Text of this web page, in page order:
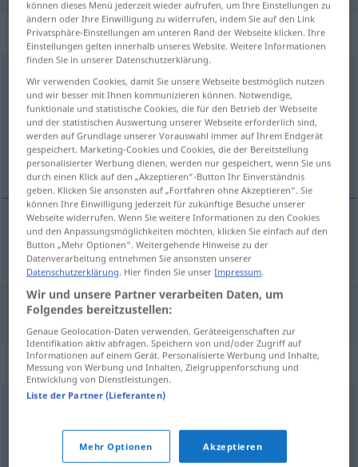
„eisen“: transitives Verb
eisen v/t
Übersicht aller Übersetzungen
(Für mehr Details die Übersetzung anklicken/antippen)
helar
helar eisen
"Eisen" Spanisch Übersetzung
„Eisen“: Neutrum
Eisens
Übersicht aller Übersetzungen
(Für mehr Details die Übersetzung anklicken/antippen)
können dieses Menü jederzeit wieder aufrufen, um Ihre Einstellungen zu
ändern oder Ihre Einwilligung zu widerrufen, indem Sie auf den Link
Privatsphäre-Einstellungen am unteren Rand der Webseite klicken. Ihre
Einstellungen gelten innerhalb unseres Website. Weitere Informationen
finden Sie in unserer Datenschutzerklärung.
Wir verwenden Cookies, damit Sie unsere Webseite bestmöglich nutzen
und wir besser mit Ihnen kommunizieren können. Notwendige,
funktionale und statistische Cookies, die für den Betrieb der Webseite
und der statistischen Auswertung unserer Webseite erforderlich sind,
werden auf Grundlage unserer Vorauswahl immer auf Ihrem Endgerät
gespeichert. Marketing-Cookies und Cookies, die der Bereitstellung
personalisierter Werbung dienen, werden nur gespeichert, wenn Sie uns
durch einen Klick auf den „Akzeptieren“-Button Ihr Einverständnis
geben. Klicken Sie ansonsten auf „Fortfahren ohne Akzeptieren“. Sie
können Ihre Einwilligung jederzeit für zukünftige Besuche unserer
Webseite widerrufen. Wenn Sie weitere Informationen zu den Cookies
und den Anpassungsmöglichkeiten möchten, klicken Sie einfach auf den
Button „Mehr Optionen“. Weitergehende Hinweise zu der
Datenverarbeitung entnehmen Sie ansonsten unserer
Datenschutzerklärung. Hier finden Sie unserImpressum.
Wir und unsere Partner verarbeiten Daten, um
Folgendes bereitzustellen:
Genaue Geolocation-Daten verwenden. Geräteeigenschaften zur
Identifikation aktiv abfragen. Speichern von und/oder Zugriff auf
Informationen auf einem Gerät. Personalisierte Werbung und Inhalte,
Messung von Werbung und Inhalten, Zielgruppenforschung und
Entwicklung von Dienstleistungen.
Liste der Partner (Lieferanten)
Mehr Optionen Akzeptieren